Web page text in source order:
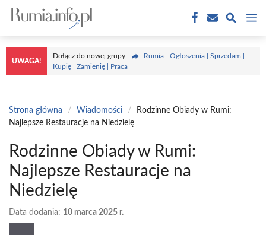
Przejdź
treści
UWAGA!
Dołącz do nowej grupy
Rumia - Ogłoszenia | Sprzedam |
Kupię | Zamienię | Praca
Strona główna / Wiadomości /
Rodzinne Obiady w Rumi:
Najlepsze Restauracje na Niedzielę
Rodzinne Obiady w Rumi:
Najlepsze Restauracje na
Niedzielę
Data dodania: 10 marca 2025 r.